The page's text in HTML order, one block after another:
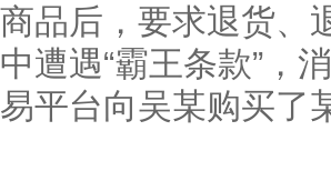
商品后，要求退货、
中遭遇“霸王条款”，
易平台向吴某购买了